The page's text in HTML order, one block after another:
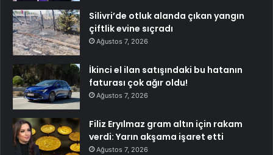
Silivri’de otluk alanda çıkan yangın
çiftlik evine sıçradı
Ağustos 7, 2026
İkinci el ilan satışındaki bu hatanın
faturası çok ağır oldu!
Ağustos 7, 2026
Filiz Eryılmaz gram altın için rakam
verdi: Yarın akşama işaret etti
Ağustos 7, 2026